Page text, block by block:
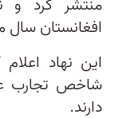
افغانستان سال
این نهاد
شاخص تجارب
دارند.